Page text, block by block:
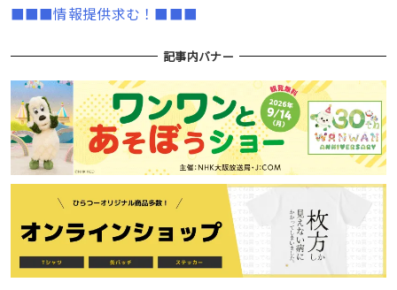
■■■情報提供求む！■■■
記事内バナー